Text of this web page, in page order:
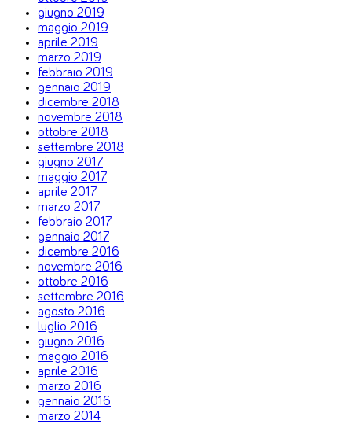
giugno 2019
maggio 2019
aprile 2019
marzo 2019
febbraio 2019
gennaio 2019
dicembre 2018
novembre 2018
ottobre 2018
settembre 2018
giugno 2017
maggio 2017
aprile 2017
marzo 2017
febbraio 2017
gennaio 2017
dicembre 2016
novembre 2016
ottobre 2016
settembre 2016
agosto 2016
luglio 2016
giugno 2016
maggio 2016
aprile 2016
marzo 2016
gennaio 2016
marzo 2014